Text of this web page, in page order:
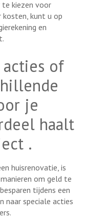
te kiezen voor
kosten, kunt u op
en
acties of
je
haalt
.
huisrenovatie, is
om geld te
tijdens een
naar speciale acties